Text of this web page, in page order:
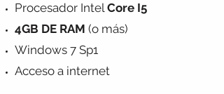
Procesador IntelCore I5
4GB DE RAM (o más)
Windows 7 Sp1
Acceso a internet